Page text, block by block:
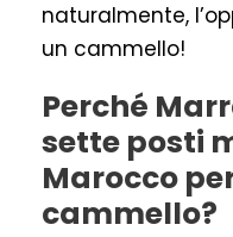
naturalmente,
un cammello!
Perché
sette posti
Marocco
cammello?